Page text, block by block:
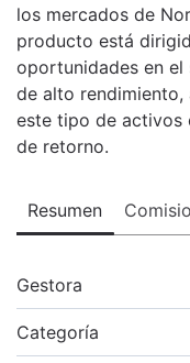
los mercados de
producto está
oportunidades en
de alto rendimiento,
este tipo de activos
de retorno.
Resumen
Gestora
Categoría